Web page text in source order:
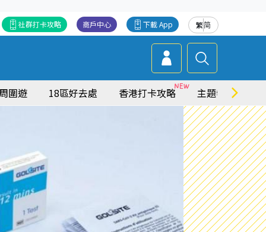
繁简
下載 App
商戶中心
社群打卡攻略
圍遊 18區好去處 香港打卡攻略 主題特集